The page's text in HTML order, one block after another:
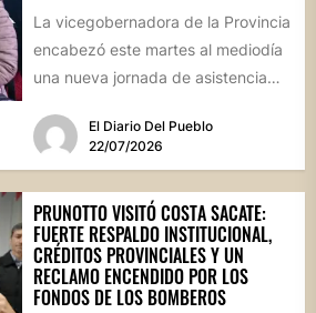
La vicegobernadora de la Provincia
encabezó este martes al mediodía
una nueva jornada de asistencia
El Diario Del Pueblo
22/07/2026
PRUNOTTO VISITÓ COSTA SACATE:
FUERTE RESPALDO INSTITUCIONAL,
CRÉDITOS PROVINCIALES Y UN
RECLAMO ENCENDIDO POR LOS
FONDOS DE LOS BOMBEROS